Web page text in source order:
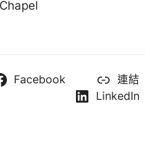
Facebook
連結
LinkedIn